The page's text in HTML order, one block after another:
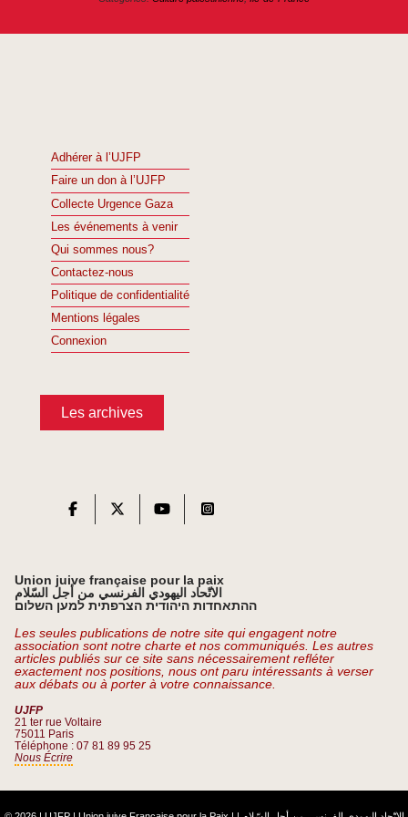
Adhérer à l’UJFP
Faire un don à l’UJFP
Collecte Urgence Gaza
Les événements à venir
Qui sommes nous?
Contactez-nous
Politique de confidentialité
Mentions légales
Connexion
Les archives
Union juive française pour la paix
الاتّحاد اليهودي الفرنسي من أجل السّلام
ההתאחדות היהודית הצרפתית למען השלום
Les seules publications de notre site qui engagent notre
association sont notre charte et nos communiqués. Les autres
articles publiés sur ce site sans nécessairement refléter
exactement nos positions, nous ont paru intéressants à verser
aux débats ou à porter à votre connaissance.
UJFP
21 ter rue Voltaire
75011 Paris
Téléphone : 07 81 89 95 25
Nous Écrire